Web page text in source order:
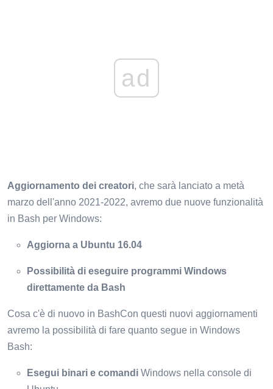
ad
Aggiornamento dei creatori, che sarà lanciato a metà
marzo dell'anno 2021-2022, avremo due nuove funzionalità
in Bash per Windows:
Aggiorna a Ubuntu 16.04
Possibilità di eseguire programmi Windows
direttamente da Bash
Cosa c'è di nuovo in BashCon questi nuovi aggiornamenti
avremo la possibilità di fare quanto segue in Windows
Bash:
Esegui binari e comandi Windows nella console di